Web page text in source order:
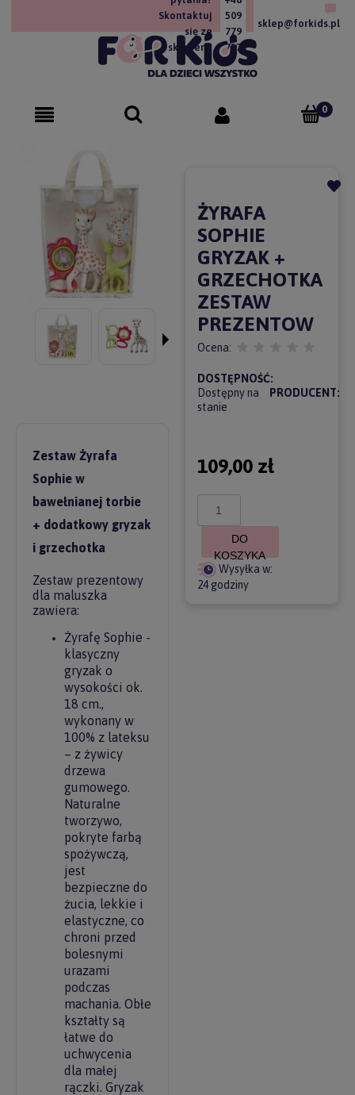
Skontaktuj
się ze
sklepem!
509
779
757
sklep@forkids.pl
Zestaw Żyrafa
Sophie w
bawełnianej torbie
+ dodatkowy gryzak
i grzechotka
Zestaw prezentowy
dla maluszka
zawiera:
Żyrafę Sophie -
klasyczny
gryzak o
wysokości ok.
18 cm.,
wykonany w
100% z lateksu
– z żywicy
drzewa
gumowego.
Naturalne
tworzywo,
pokryte farbą
spożywczą,
jest
bezpieczne do
żucia, lekkie i
elastyczne, co
chroni przed
bolesnymi
urazami
podczas
machania. Obłe
kształty są
łatwe do
uchwycenia
dla małej
rączki. Gryzak
ŻYRAFA
SOPHIE
GRYZAK +
GRZECHOTKA
ZESTAW
PREZENTOW
Ocena:
DOSTĘPNOŚĆ:
Dostępny na
stanie
PRODUCENT:
109,00 zł
DO
KOSZYKA
Wysyłka w:
24 godziny